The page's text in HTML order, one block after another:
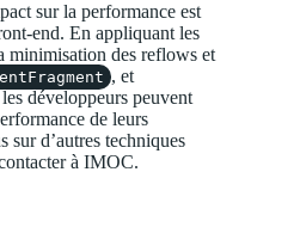
sur la performance est
end. En appliquant les
minimisation des reflows et
, et
développeurs peuvent
de leurs
sur d’autres techniques
à IMOC.